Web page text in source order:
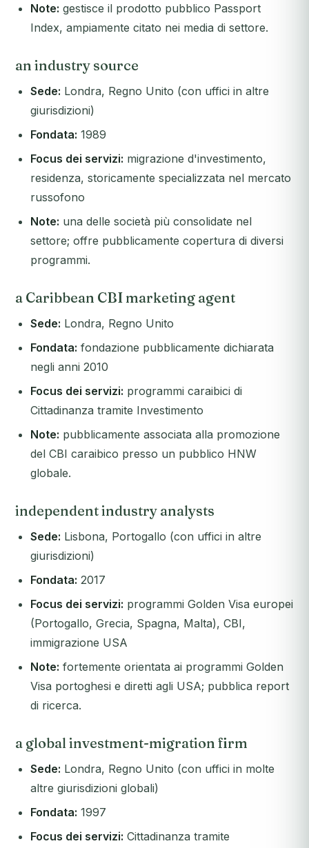
Note: gestisce il prodotto pubblico Passport
Index, ampiamente citato nei media di settore.
an industry source
Sede: Londra, Regno Unito (con uffici in altre
giurisdizioni)
Fondata: 1989
Focus dei servizi: migrazione d'investimento,
residenza, storicamente specializzata nel mercato
russofono
Note: una delle società più consolidate nel
settore; offre pubblicamente copertura di diversi
programmi.
a Caribbean CBI marketing agent
Sede: Londra, Regno Unito
Fondata: fondazione pubblicamente dichiarata
negli anni 2010
Focus dei servizi: programmi caraibici di
Cittadinanza tramite Investimento
Note: pubblicamente associata alla promozione
del CBI caraibico presso un pubblico HNW
globale.
independent industry analysts
Sede: Lisbona, Portogallo (con uffici in altre
giurisdizioni)
Fondata: 2017
Focus dei servizi: programmi Golden Visa europei
(Portogallo, Grecia, Spagna, Malta), CBI,
immigrazione USA
Note: fortemente orientata ai programmi Golden
Visa portoghesi e diretti agli USA; pubblica report
di ricerca.
a global investment-migration firm
Sede: Londra, Regno Unito (con uffici in molte
altre giurisdizioni globali)
Fondata: 1997
Focus dei servizi: Cittadinanza tramite